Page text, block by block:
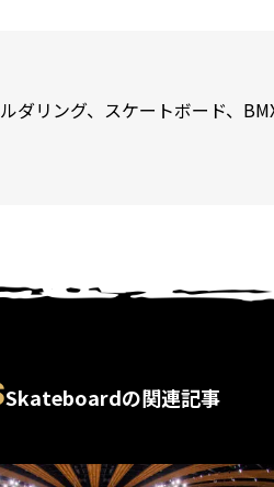
ダリング、スケートボード、
Skateboardの関連記事